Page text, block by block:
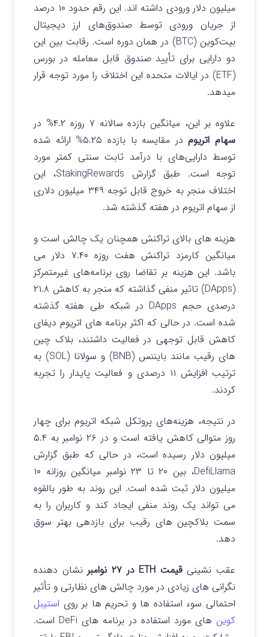
میلیون دلار ورودی داشته اند. این رقم حدود ۱۰ درصد
از جریان ورودی توسط صندوق‌های ارز دیجیتال
بیت‌کوین (BTC) در همان دوره است. رقابت بین این
دو دارایی برای تأیید صندوق قابل معامله در بورس
(ETF) در ایالات متحده این اختلاف را مورد توجه قرار
میدهد.
علاوه بر این، میانگین بازده سالانه ۷ روزه ۴.۲% در
سهام اتریوم
در مقایسه با بازده ۵.۲۵% ارائه شده
توسط دارایی‌های با درآمد ثابت سنتی کمتر مورد
توجه است. طبق گزارش StakingRewards، این
اختلاف منجر به خروج قابل توجه ۳۴۹ میلیون دلاری
از سهام اتریوم در هفته گذشته شد.
هزینه های بالای تراکنش همچنان یک چالش است و
میانگین کارمزد تراکنش هفت روزه ۷.۴۰ دلار می
باشد. این هزینه بر تقاضا روی برنامه‌های غیرمتمرکز
(DApps) تاثیر منفی گذاشته که منجر به کاهش ۲۱.۸
درصدی حجم DApps در شبکه طی هفته گذشته
شده است. در حالی که اکثر برنامه های اتریوم دیفای
کاهش قابل توجهی در فعالیت داشتند، بلاک چین
های رقیب مانند بایننس (BNB) و سولانا (SOL) به
ترتیب افزایش ۱۱ درصدی و فعالیت پایدار را تجربه
کردند.
در نتیجه، هزینه‌های پروتکل شبکه اتریوم برای چهار
روز متوالی کاهش یافته است و در ۲۶ نوامبر به ۵.۴
میلیون دلار رسیده است، در حالی که طبق گزارش
DefiLlama، بین ۲۰ تا ۲۳ نوامبر میانگین روزانه ۱۰
میلیون دلار ثبت شده است. این روند به طور بالقوه
می تواند یک روند منفی ایجاد کند و کاربران را به
سمت بلاکچین های رقیب برای بازدهی بهتر سوق
دهد.
عقب نشینیقیمت ETH در ۲۷ نوامبر
نشان دهنده
نگرانی های زیادی در مورد چالش های نظارتی و تأثیر
احتمالی سوء استفاده ها و تحریم ها بر روی استیبل
کوین های مورد استفاده در برنامه های DeFi است.